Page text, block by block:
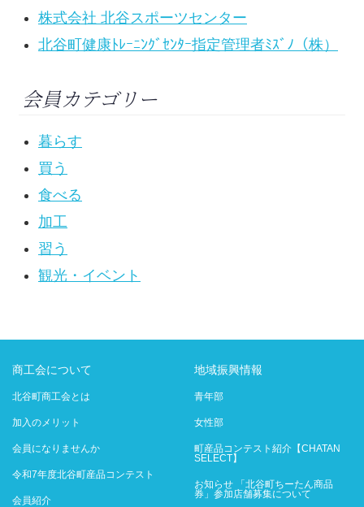
株式会社 北谷スポーツセンター
北谷町健康ﾄﾚｰﾆﾝｸﾞｾﾝﾀｰ指定管理者ﾐｽﾞﾉ（株）
会員カテゴリー
暮らす
買う
食べる
加工
習う
観光・イベント
商工会について
北谷町商工会とは
加入のメリット
会員になりませんか
令和7年度北谷町産品コンテスト
会員紹介
地域振興情報
青年部
女性部
町産品コンテスト紹介【CHATAN
SELECT】
お知らせ 「北谷町ちーたん商品
券」参加店舗募集について